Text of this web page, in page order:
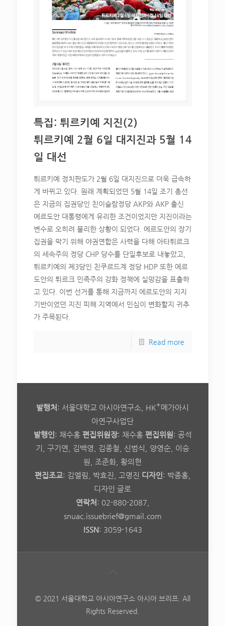
특집: 튀르키예 지진(2)
튀르키예 2월 6일 대지진과 5월 14
일 대선
튀르키예 정치판도가 2월 6일 대지진으로 더욱 급속하
게 바뀌고 있다. 원래 계획되었던 5월 14일 조기 총선
은 지금의 집권당인 친이슬람정당 AKP와 AKP 출신
에르도안 대통령에게 유리한 조건이었지만 지진이라는
변수로 오히려 불리한 상황이 되었다. 에르도안의 장기
집권을 막기 위해 야권연합은 사력을 다해 아타튀르크
의 세속주의 정당 CHP 당수를 단일후보로 내놓았고,
튀르키예의 제3당인 친쿠르드계 정당 HDP 또한 에르
도안의 튀르크 민족주의 강화 정책에 실망감을 표출하
고 있다. 이번 선거를 통해 지금까지 에르도안의 지지
기반이었던 지진 피해 지역에서 민심이 변화할지 귀추
가 주목된다.
Read more
발행처 : 서울대학교 아시아연구소, HK+메가아시
아연구사업단
발행인: 채수홍 편집위원장: 채수홍 편집위원: 공석
기, 구기연, 김백영, 김종철, 신범식, 양영순, 이승
원, 조준화, 황의현
편집조교: 김엘림, 박효진, 고명진 디자인: 박종홍,
디자인 글로
연락처 : 02-880-2087,
snuac.issuebrief@gmail.com
ISSN: 3059-1643
© 2021 서울대학교 아시아연구소 아시아 브리프. All
Rights Reserved.